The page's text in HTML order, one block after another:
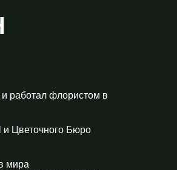
работал флористом в
и Цветочного Бюро
мира